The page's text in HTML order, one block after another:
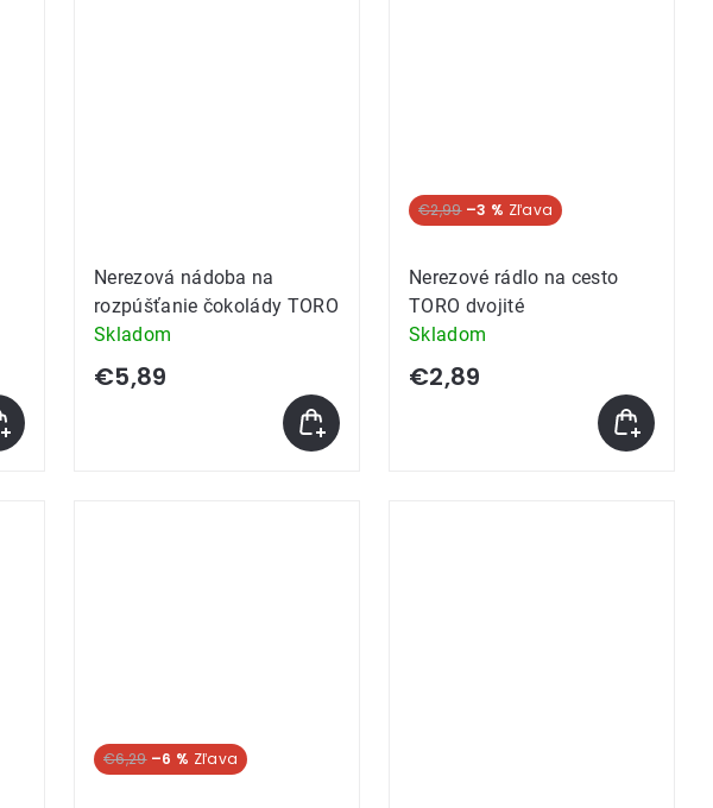
Nerezová nádoba na
rozpúšťanie čokolády TORO
Skladom
€5,89
€2,99 –3 %
Nerezové rádlo na cesto
TORO dvojité
Skladom
€2,89
€6,29 –6 %